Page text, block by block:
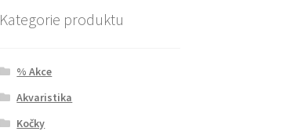
Kategorie produktu
% Akce
Akvaristika
Kočky